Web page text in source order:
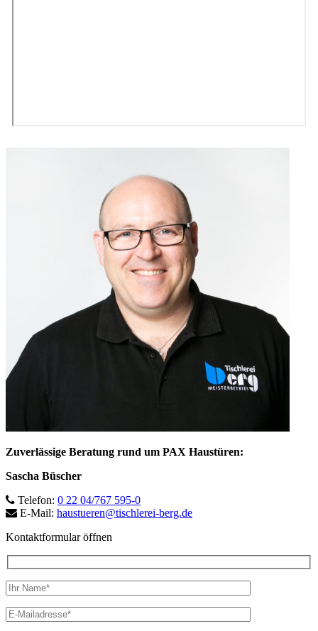
Zuverlässige Beratung rund um PAX Haustüren:
Sascha Büscher
Telefon: 0 22 04/767 595-0
E-Mail: haustueren@tischlerei-berg.de
Kontaktformular öffnen